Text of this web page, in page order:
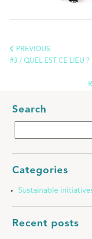
PREVIOUS
#3 / QUEL EST CE LIEU ?
Search
Categories
Sustainable
Recent posts